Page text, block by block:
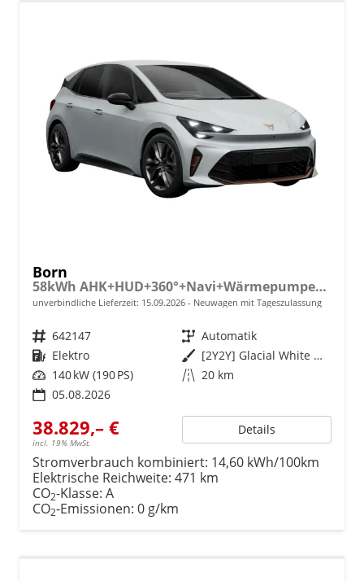
Born
58kWh AHK+HUD+360°+Navi+Wärmepumpe+Dinamica+GV5
unverbindliche Lieferzeit: 15.09.2026 Neuwagen mit Tageszulassung
Fahrzeugnr. 642147 Getriebe Automatik
Kraftstoff Elektro Außenfarbe
[2Y2Y] Glacial White Metallic
Leistung 140 kW (190 PS) Kilometerstand 20 km
05.08.2026
38.829,– €
incl. 19% MwSt.
Details
Stromverbrauch kombiniert: 14,60 kWh/100km
Elektrische Reichweite: 471 km
CO2-Klasse: A
CO2-Emissionen: 0 g/km